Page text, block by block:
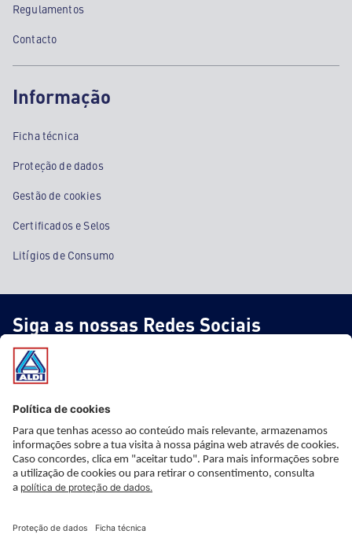
Regulamentos
Contacto
Informação
Ficha técnica
Proteção de dados
Gestão de cookies
Certificados e Selos
Litígios de Consumo
Siga as nossas Redes Sociais
* Informação importante
* Este artigo não faz parte do nosso sortido fixo, está apenas
disponível nas nossas lojas ao preço e a partir da data indicada,
mas com stock limitado. Apesar de uma planificação cuidadosa,
indicado é válido, salvo erro de apresentação. As imagens são